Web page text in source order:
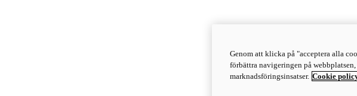
Genom att klicka på "acceptera alla
förbättra navigeringen på
marknadsföringsinsatser. Cookie